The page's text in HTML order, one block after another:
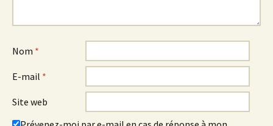
Nom *
E-mail *
Site web